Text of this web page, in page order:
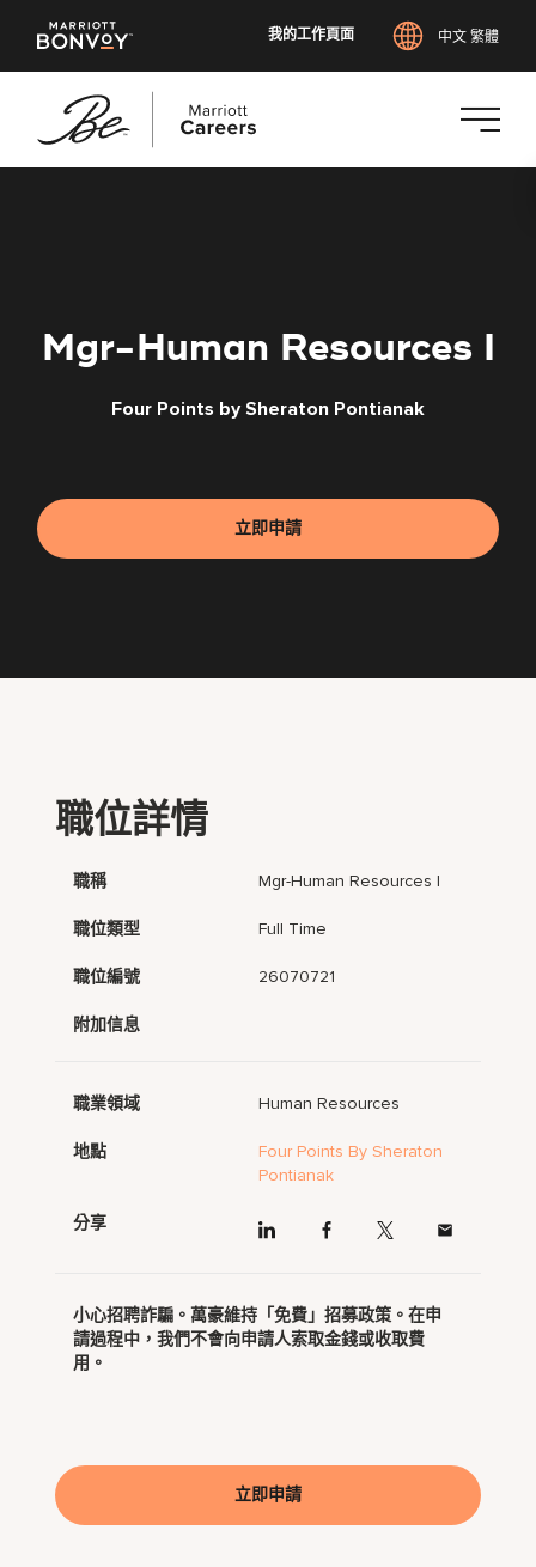
我的工作頁面 中文 繁體
Mgr-Human Resources I
Four Points by Sheraton Pontianak
立即申請
職位詳情
職稱 Mgr-Human Resources I
職位類型 Full Time
職位編號 26070721
附加信息
職業領域 Human Resources
地點
Four Points By Sheraton
Pontianak
分享
小心招聘詐騙。萬豪維持「免費」招募政策。在申
請過程中，我們不會向申請人索取金錢或收取費
用。
立即申請